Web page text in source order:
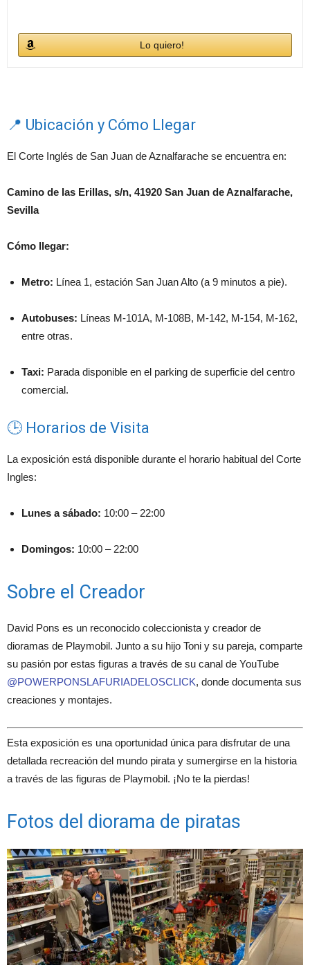
Lo quiero!
📍 Ubicación y Cómo Llegar
El Corte Inglés de San Juan de Aznalfarache se encuentra en:
Camino de las Erillas, s/n, 41920 San Juan de Aznalfarache,
Sevilla
Cómo llegar:
Metro: Línea 1, estación San Juan Alto (a 9 minutos a pie).
Autobuses: Líneas M-101A, M-108B, M-142, M-154, M-162,
entre otras.
Taxi: Parada disponible en el parking de superficie del centro
comercial.
🕒 Horarios de Visita
La exposición está disponible durante el horario habitual del Corte
Ingles:
Lunes a sábado: 10:00 – 22:00
Domingos: 10:00 – 22:00
Sobre el Creador
David Pons es un reconocido coleccionista y creador de
dioramas de Playmobil. Junto a su hijo Toni y su pareja, comparte
su pasión por estas figuras a través de su canal de YouTube
@POWERPONSLAFURIADELOSCLICK, donde documenta sus
creaciones y montajes.
Esta exposición es una oportunidad única para disfrutar de una
detallada recreación del mundo pirata y sumergirse en la historia
a través de las figuras de Playmobil. ¡No te la pierdas!​
Fotos del diorama de piratas